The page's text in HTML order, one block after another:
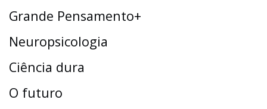
Grande Pensamento+
Neuropsicologia
Ciência dura
O futuro